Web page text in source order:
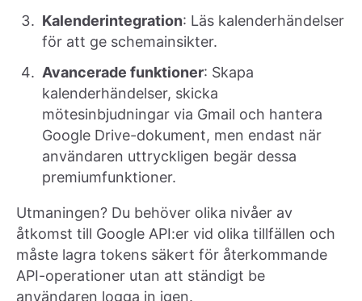
Kalenderintegration: Läs kalenderhändelser
för att ge schemainsikter.
Avancerade funktioner: Skapa
kalenderhändelser, skicka
mötesinbjudningar via Gmail och hantera
Google Drive-dokument, men endast när
användaren uttryckligen begär dessa
premiumfunktioner.
Utmaningen? Du behöver olika nivåer av
åtkomst till Google API:er vid olika tillfällen och
måste lagra tokens säkert för återkommande
API-operationer utan att ständigt be
användaren logga in igen.